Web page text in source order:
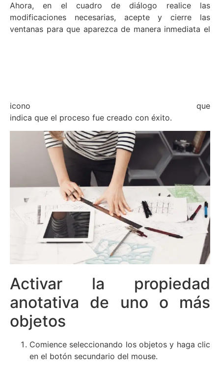
Ahora, en el cuadro de diálogo realice las
modificaciones necesarias, acepte y cierre las
ventanas para que aparezca de manera inmediata el
icono
que
indica que el proceso fue creado con éxito.
Activar la propiedad
anotativa de uno o más
objetos
Comience seleccionando los objetos y haga clic
en el botón secundario del mouse.